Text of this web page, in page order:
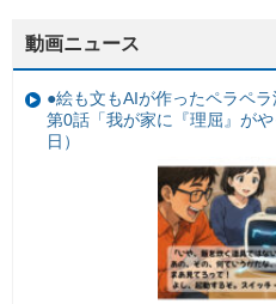
動画ニュース
●絵も文もAIが作ったペラペ
第0話「我が家に『理屈』が
日）